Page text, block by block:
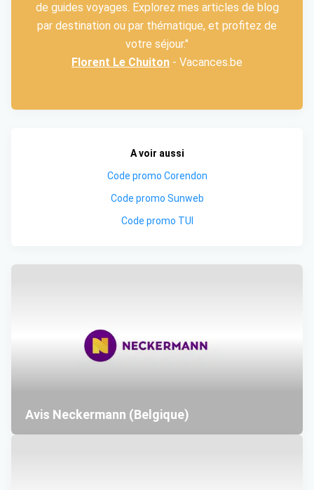
de guides voyages. Explorez mes articles de blog
par destination ou par thématique, et profitez de
votre séjour."
Florent Le Chuiton - Vacances.be
A voir aussi
Code promo Corendon
Code promo Sunweb
Code promo TUI
Avis Neckermann (Belgique)